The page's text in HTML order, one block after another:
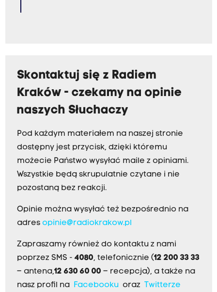
Skontaktuj się z Radiem
Kraków - czekamy na opinie
naszych Słuchaczy
Pod każdym materiałem na naszej stronie
dostępny jest przycisk, dzięki któremu
możecie Państwo wysyłać maile z opiniami.
Wszystkie będą skrupulatnie czytane i nie
pozostaną bez reakcji.
Opinie można wysyłać też bezpośrednio na
adres opinie@radiokrakow.pl
Zapraszamy również do kontaktu z nami
poprzez SMS - 4080, telefonicznie (12 200 33 33
– antena,12 630 60 00 – recepcja), a także na
nasz profil na Facebookuoraz Twitterze